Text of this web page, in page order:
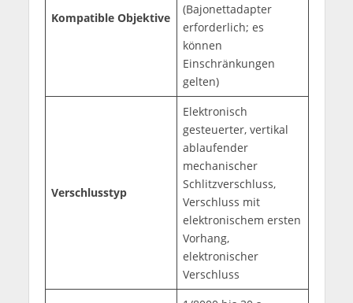
Kompatible Objektive
(Bajonettadapter
erforderlich; es
können
Einschränkungen
gelten)
Verschlusstyp
Elektronisch
gesteuerter, vertikal
ablaufender
mechanischer
Schlitzverschluss,
Verschluss mit
elektronischem ersten
Vorhang,
elektronischer
Verschluss